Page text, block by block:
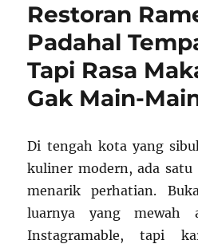
Restoran
Padahal
Tapi Rasa
Gak Main-
Di tengah kota yang
kuliner modern, ada satu
menarik perhatian.
luarnya yang mewah
Instagramable, tapi